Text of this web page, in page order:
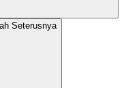
Seterusnya